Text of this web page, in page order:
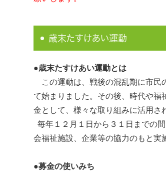
歳末たすけあい運動
●歳末たすけあい運動とは
この運動は、戦後の混乱期に市民
て始まりました。その後、時代や
金として、様々な取り組みに活用さ
毎年１２月１日から３１日までの
会福祉施設、企業等の協力のもと実
●募金の使いみち